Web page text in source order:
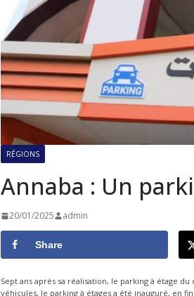
RÉGIONS
Annaba : Un
20/01/2025 admin
Share
Sept ans après sa réalisation, le parking à étage
véhicules, le parking à étages a été inauguré, en